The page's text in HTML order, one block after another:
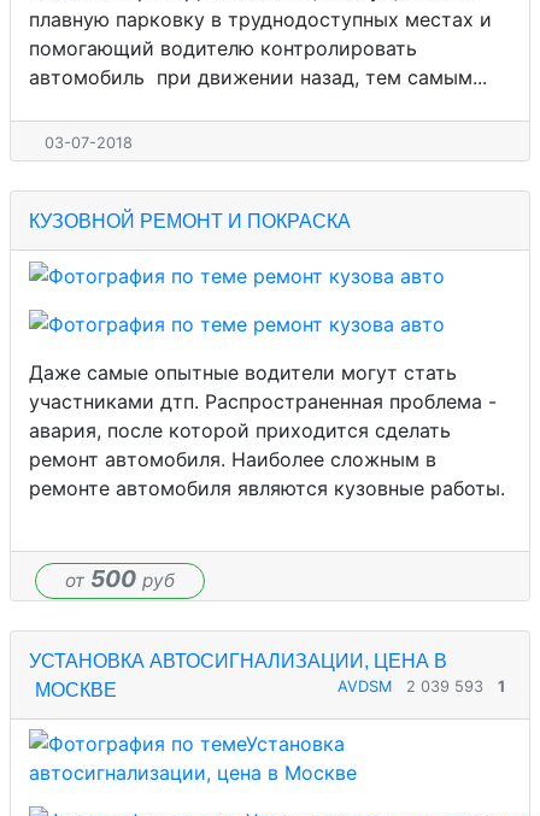
плавную парковку в труднодоступных местах и
помогающий водителю контролировать
автомобиль при движении назад, тем самым...
03-07-2018
КУЗОВНОЙ РЕМОНТ И ПОКРАСКА
Даже самые опытные водители могут стать
участниками дтп. Распространенная проблема -
авария, после которой приходится сделать
ремонт автомобиля. Наиболее сложным в
ремонте автомобиля являются кузовные работы.
от 500 руб
УСТАНОВКА АВТОСИГНАЛИЗАЦИИ, ЦЕНА В
МОСКВЕ
AVDSM 2 039 593 1